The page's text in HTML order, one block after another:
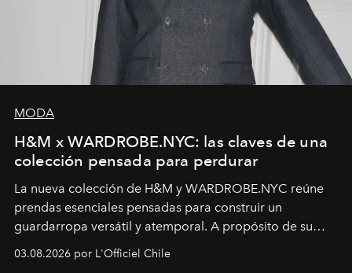
MODA
H&M x WARDROBE.NYC: las claves de una
colección pensada para perdurar
La nueva colección de H&M y WARDROBE.NYC reúne
prendas esenciales pensadas para construir un
guardarropa versátil y atemporal. A propósito de su
lanzamiento, los fundadores de la firma neoyorquina y
la asesora creativa y jefa de diseño global de la marca
03.08.2026 por L'Officiel Chile